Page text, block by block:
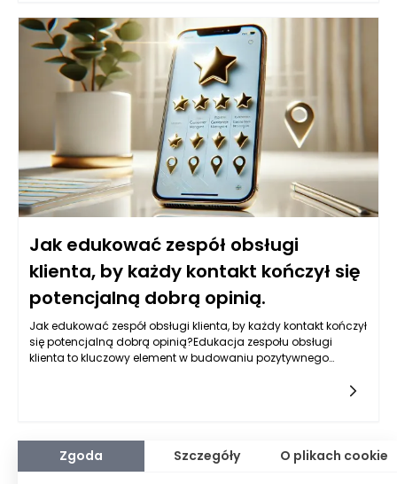
technologie, które zapewniają efektywność oraz minimalizację
strat materiału. Cały proces można podzielić na kilka
kluczowych etapów, które gwarantują, że worki papierowe są
odpowiednio napełnione, zamknięte i gotowe do transportu.
Jak edukować zespół obsługi
klienta, by każdy kontakt kończył się
potencjalną dobrą opinią.
Jak edukować zespół obsługi klienta, by każdy kontakt kończył
się potencjalną dobrą opinią?Edukacja zespołu obsługi
klienta to kluczowy element w budowaniu pozytywnego
Zgoda Szczegóły O plikach cookie